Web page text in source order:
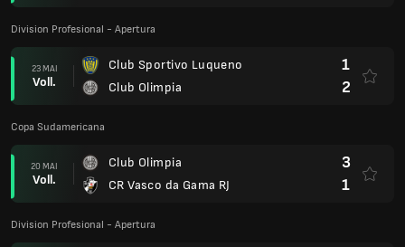
Division Profesional - Apertura
23 MAI
Voll.
Club Sportivo Luqueno
Club Olimpia
1
2
Copa Sudamericana
20 MAI
Voll.
Club Olimpia
CR Vasco da Gama RJ
3
1
Division Profesional - Apertura